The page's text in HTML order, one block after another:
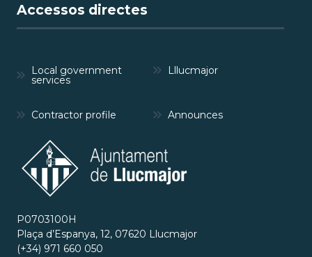
Accessos directes
Local government
services
Lllucmajor
Contractor profile Announces
P0703100H
Plaça d’Espanya, 12, 07620 Llucmajor
(+34) 971 660 050